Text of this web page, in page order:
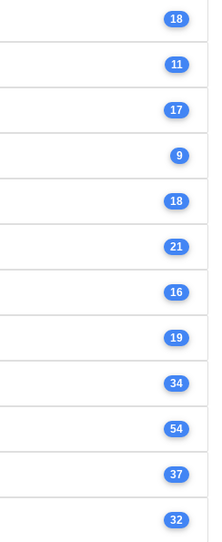
18
11
17
9
18
21
16
19
34
54
37
32